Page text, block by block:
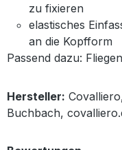
zu fixieren
elastisches
an die Kopfform
Passend dazu:
Hersteller:
Buchbach,